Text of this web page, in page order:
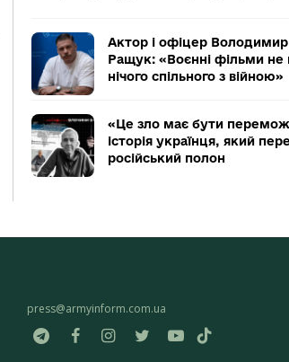
Актор і офіцер Володимир
Ращук: «Воєнні фільми
нічого спільного з війною»
«Це зло має бути
історія українця, який
російський полон
press@armyinform.com.ua